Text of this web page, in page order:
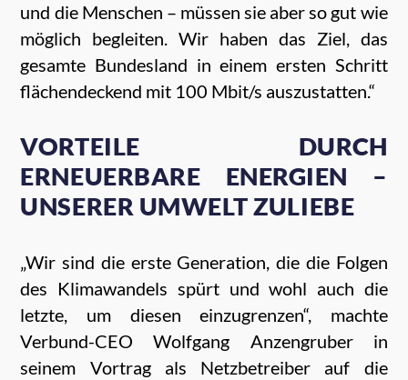
und die Menschen – müssen sie aber so gut wie
möglich begleiten. Wir haben das Ziel, das
gesamte Bundesland in einem ersten Schritt
flächendeckend mit 100 Mbit/s auszustatten.“
VORTEILE DURCH
ERNEUERBARE ENERGIEN –
UNSERER UMWELT ZULIEBE
„Wir sind die erste Generation, die die Folgen
des Klimawandels spürt und wohl auch die
letzte, um diesen einzugrenzen“, machte
Verbund-CEO Wolfgang Anzengruber in
seinem Vortrag als Netzbetreiber auf die